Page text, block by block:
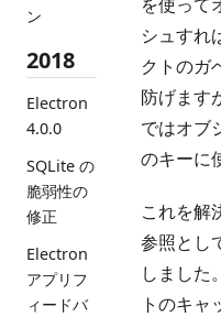
ン
2018
Electron
4.0.0
SQLite の
脆弱性の
修正
Electron
アプリフ
ィードバ
シュすれ
クトのガ
防げます
ではオブ
のキーに
これを解
参照とし
しました
トのキャ